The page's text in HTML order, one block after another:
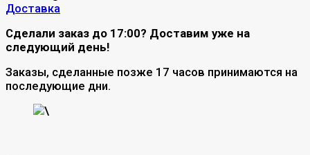
Доставка
Сделали заказ до 17:00? Доставим уже на
следующий день!
Заказы, сделанные позже 17 часов принимаются на
последующие дни.
\